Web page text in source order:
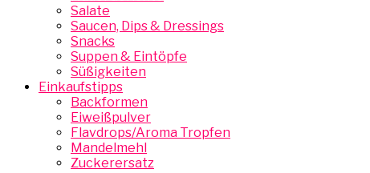
Salate
Saucen, Dips & Dressings
Snacks
Suppen & Eintöpfe
Süßigkeiten
Einkaufstipps
Backformen
Eiweißpulver
Flavdrops/Aroma Tropfen
Mandelmehl
Zuckerersatz